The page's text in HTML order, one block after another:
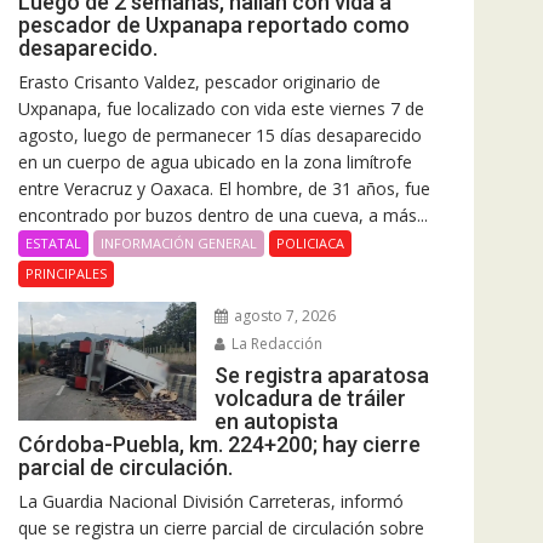
pescador de Uxpanapa reportado como
desaparecido.
Erasto Crisanto Valdez, pescador originario de
Uxpanapa, fue localizado con vida este viernes 7 de
agosto, luego de permanecer 15 días desaparecido
en un cuerpo de agua ubicado en la zona limítrofe
entre Veracruz y Oaxaca. El hombre, de 31 años, fue
encontrado por buzos dentro de una cueva, a más...
ESTATAL INFORMACIÓN GENERAL
POLICIACA
PRINCIPALES
agosto 7, 2026
La Redacción
Se registra aparatosa
volcadura de tráiler
en autopista
Córdoba-Puebla, km. 224+200; hay cierre
parcial de circulación.
La Guardia Nacional División Carreteras, informó
que se registra un cierre parcial de circulación sobre